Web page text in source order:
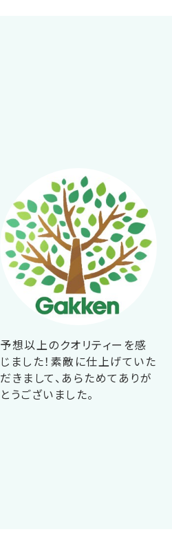
予想以上のクオリティーを感
じました！素敵に仕上げていた
だきまして、あらためてありが
とうございました。